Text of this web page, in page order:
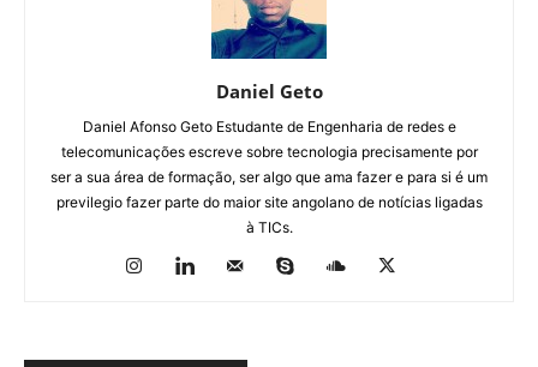
Daniel Geto
Daniel Afonso Geto Estudante de Engenharia de redes e
telecomunicações escreve sobre tecnologia precisamente por
ser a sua área de formação, ser algo que ama fazer e para si é um
previlegio fazer parte do maior site angolano de notícias ligadas
à TICs.